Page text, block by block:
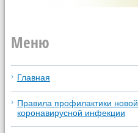
Меню
Главная
Правила профилактики новой
коронавирусной инфекции